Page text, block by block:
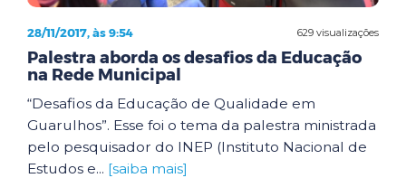
629 visualizações
28/11/2017, às 9:54
Palestra aborda os desafios da Educação
na Rede Municipal
“Desafios da Educação de Qualidade em
Guarulhos”. Esse foi o tema da palestra ministrada
pelo pesquisador do INEP (Instituto Nacional de
Estudos e... [saiba mais]